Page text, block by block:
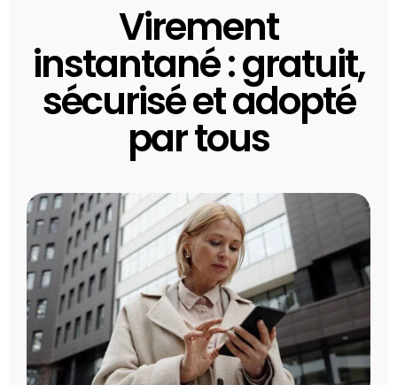
Virement
instantané : gratuit,
sécurisé et adopté
par tous